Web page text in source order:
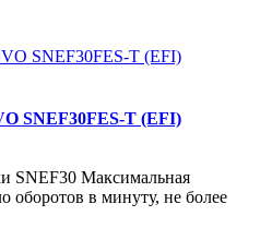
SNEF30FES-T (EFI)
SNEF30 Максимальная
оборотов в минуту, не более